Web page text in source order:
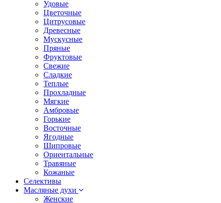
Удовые
Цветочные
Цитрусовые
Древесные
Мускусные
Пряные
Фруктовые
Свежие
Сладкие
Теплые
Прохладные
Мягкие
Амбровые
Горькие
Восточные
Ягодные
Шипровые
Ориентальные
Травяные
Кожаные
Селективы
Масляные духи
Женские